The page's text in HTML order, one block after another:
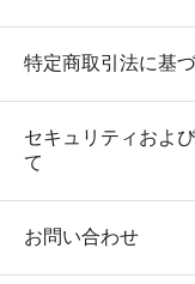
特定商取引法に基
セキュリティおよ
て
お問い合わせ